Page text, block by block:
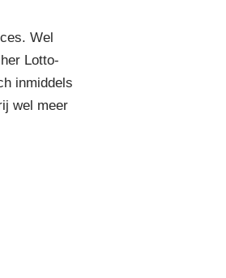
Wel
Lotto-
inmiddels
wel meer